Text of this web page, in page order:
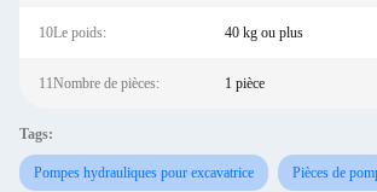
10Le poids: 40 kg ou plus
11Nombre de pièces: 1 pièce
Tags:
Pompes hydrauliques pour excavatrice Pièces de